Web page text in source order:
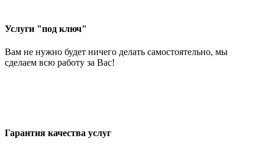
Услуги "под ключ"
Вам не нужно будет ничего делать самостоятельно, мы
сделаем всю работу за Вас!
Гарантия качества услуг